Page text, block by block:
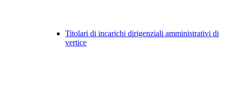
Titolari di incarichi dirigenziali amministrativi di
vertice